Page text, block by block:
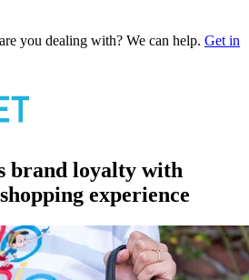
you dealing with? We can help. Get in
brand loyalty with
experience